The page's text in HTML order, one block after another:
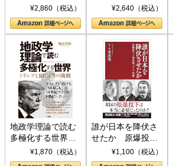
¥2,860（税込） ¥2,640（税込）
地政学理論で読む
多極化する世界：
トランプとBRICS
の挑戦
¥1,870（税込）
誰が日本を降伏さ
せたか 原爆投
下、ソ連参戦、そ
して聖断 (PHP新
¥1,100（税込）